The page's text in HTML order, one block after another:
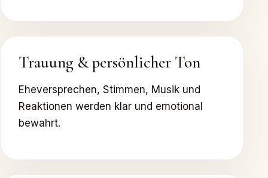
Trauung & persönlicher Ton
Eheversprechen, Stimmen, Musik und
Reaktionen werden klar und emotional
bewahrt.